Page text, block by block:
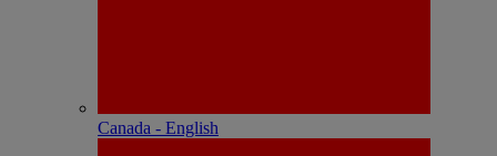
Canada - English